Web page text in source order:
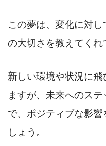
この夢は、変化に対
の大切さを教えてくれ
新しい環境や状況に
ますが、未来へのス
で、ポジティブな影
しょう。